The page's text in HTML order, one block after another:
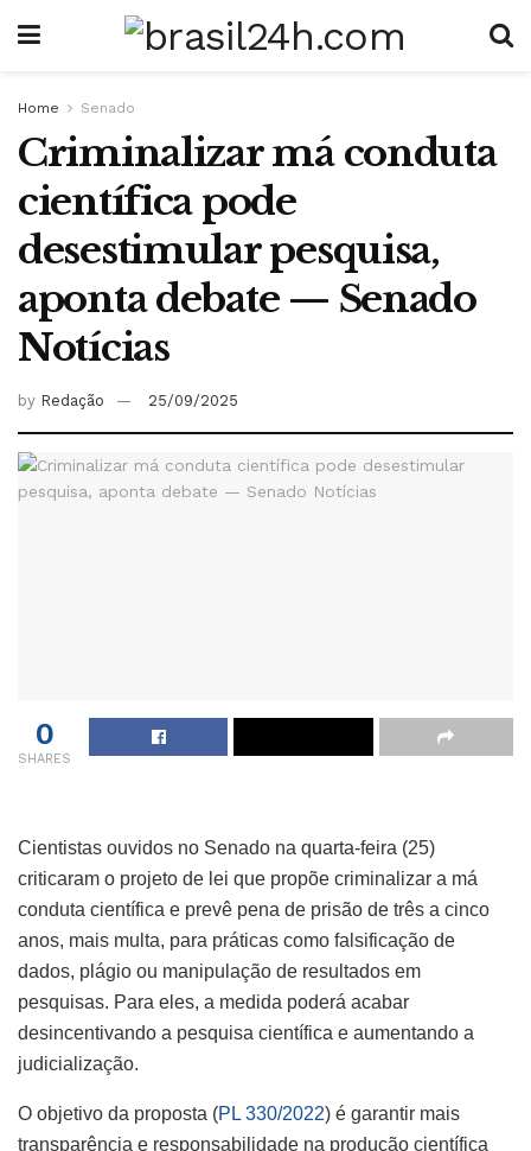
Home Senado
Criminalizar má conduta
científica pode
desestimular pesquisa,
aponta debate — Senado
Notícias
by Redação 25/09/2025
0
SHARES
Cientistas ouvidos no Senado na quarta-feira (25)
criticaram o projeto de lei que propõe criminalizar a má
conduta científica e prevê pena de prisão de três a cinco
anos, mais multa, para práticas como falsificação de
dados, plágio ou manipulação de resultados em
pesquisas. Para eles, a medida poderá acabar
desincentivando a pesquisa científica e aumentando a
judicialização.
O objetivo da proposta (PL 330/2022) é garantir mais
transparência e responsabilidade na produção científica